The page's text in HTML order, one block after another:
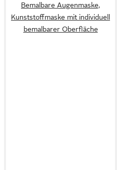
Bemalbare Augenmaske,
Kunststoffmaske mit individuell
bemalbarer Oberfläche